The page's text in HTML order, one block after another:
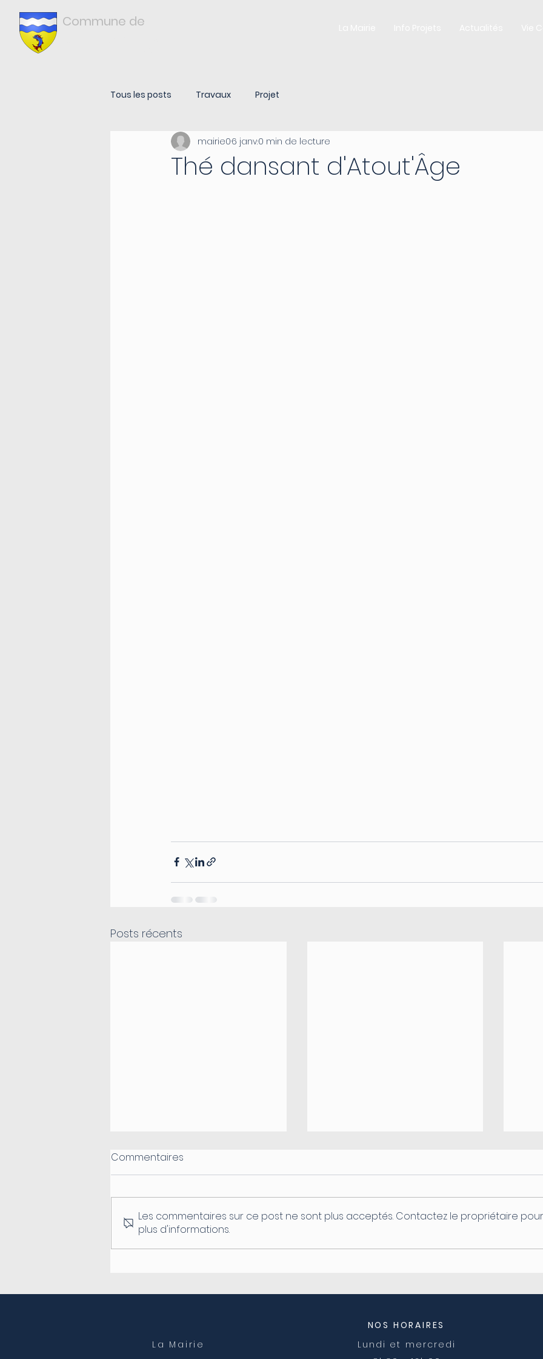
Commune de
Tous les posts Travaux Projet
Thé dansant d'Atout'Âge
mairie06 janv.0 min de lecture
Posts récents
Fermeture du secrétariat
Coupure d'électricité le
Commentaires
Les commentaires sur ce post ne sont plus acceptés. Contactez le propriétaire pour
plus d'informations.
La Mairie
NOS HORAIRES
Lundi et mercredi